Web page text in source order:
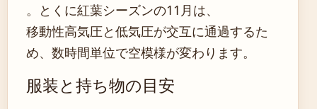
。とくに紅葉シーズンの11月は、
移動性高気圧と低気圧が交互に通過するた
め、数時間単位で空模様が変わります。
服装と持ち物の目安